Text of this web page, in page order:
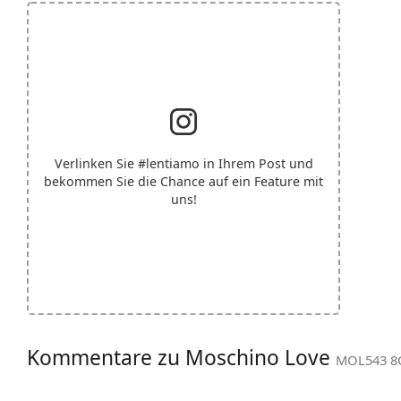
Verlinken Sie #lentiamo in Ihrem Post und
bekommen Sie die Chance auf ein Feature mit
uns!
Kommentare zu Moschino Love MOL543